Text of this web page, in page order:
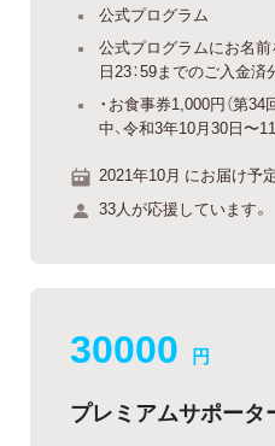
公式プログラム
公式プログラムにお名前
日23：59までのご入金済
・お食事券1,000円（第
中、令和3年10月30日〜
2021年10月 にお届け予
33人が応援しています。
30000 円
プレミアムサポータ